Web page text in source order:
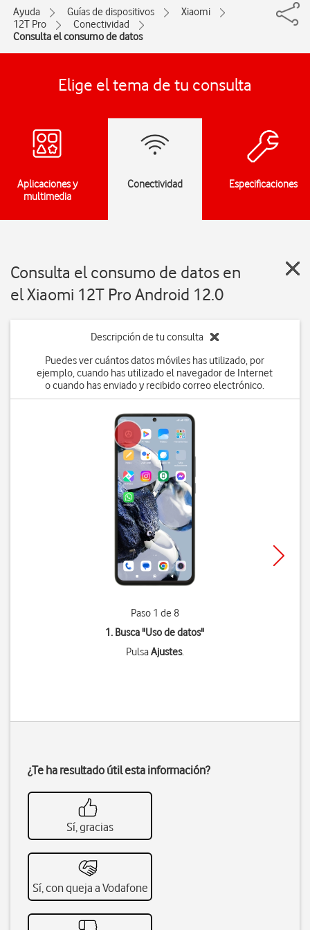
Ayuda Guías de dispositivos
Xiaomi
12T Pro
Conectividad
Consulta el consumo de datos
Elige el tema de tu consulta
Aplicaciones y
multimedia
Conectividad Especificaciones
Consulta el consumo de datos en
el Xiaomi 12T Pro Android 12.0
Descripción de tu consulta
Puedes ver cuántos datos móviles has utilizado, por
ejemplo, cuando has utilizado el navegador de Internet
o cuando has enviado y recibido correo electrónico.
Paso 1 de 8
1. Busca "Uso de datos"
PulsaAjustes.
¿Te ha resultado útil esta información?
Sí, gracias
Sí, con queja a Vodafone